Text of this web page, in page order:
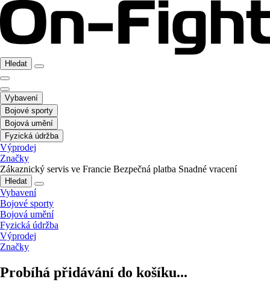
Hledat
Vybavení
Bojové sporty
Bojová umění
Fyzická údržba
Výprodej
Značky
Zákaznický servis ve Francie Bezpečná platba Snadné vracení
Hledat
Vybavení
Bojové sporty
Bojová umění
Fyzická údržba
Výprodej
Značky
Probíhá přidávání do košíku...